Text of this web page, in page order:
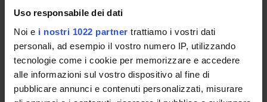
Uso responsabile dei dati
Noi e i nostri 1022 partner trattiamo i vostri dati
personali, ad esempio il vostro numero IP, utilizzando
tecnologie come i cookie per memorizzare e accedere
alle informazioni sul vostro dispositivo al fine di
pubblicare annunci e contenuti personalizzati, misurare
Academic staff
Maria Del Mar Lleo'Fernandez
PRINCIPI E TECNICHE DI PRIMO
SOCCORSO